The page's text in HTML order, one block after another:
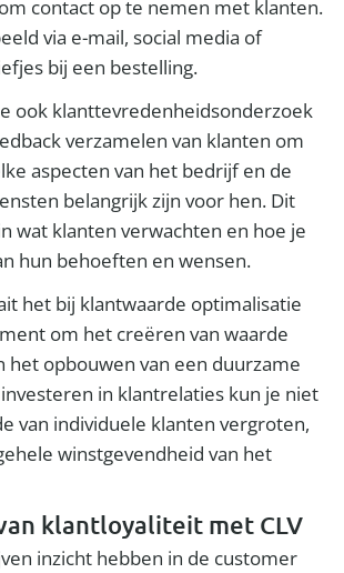
contact op te nemen met klanten.
via e-mail, social media of
bij een bestelling.
ook klanttevredenheidsonderzoek
verzamelen van klanten om
aspecten van het bedrijf en de
belangrijk zijn voor hen. Dit
wat klanten verwachten en hoe je
hun behoeften en wensen.
het bij klantwaarde optimalisatie
om het creëren van waarde
het opbouwen van een duurzame
in klantrelaties kun je niet
van individuele klanten vergroten,
winstgevendheid van het
klantloyaliteit met CLV
inzicht hebben in de customer